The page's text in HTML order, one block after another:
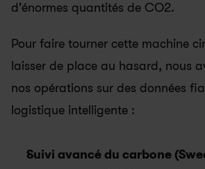
d'énormes quantités de CO2.
Pour faire tourner cette machine
laisser de place au hasard, nous
nos opérations sur des données
logistique intelligente :
Suivi avancé du carbone